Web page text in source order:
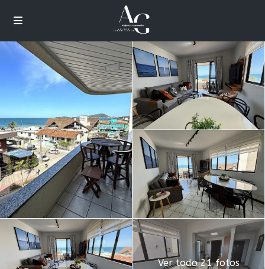
Ver todo 21 fotos